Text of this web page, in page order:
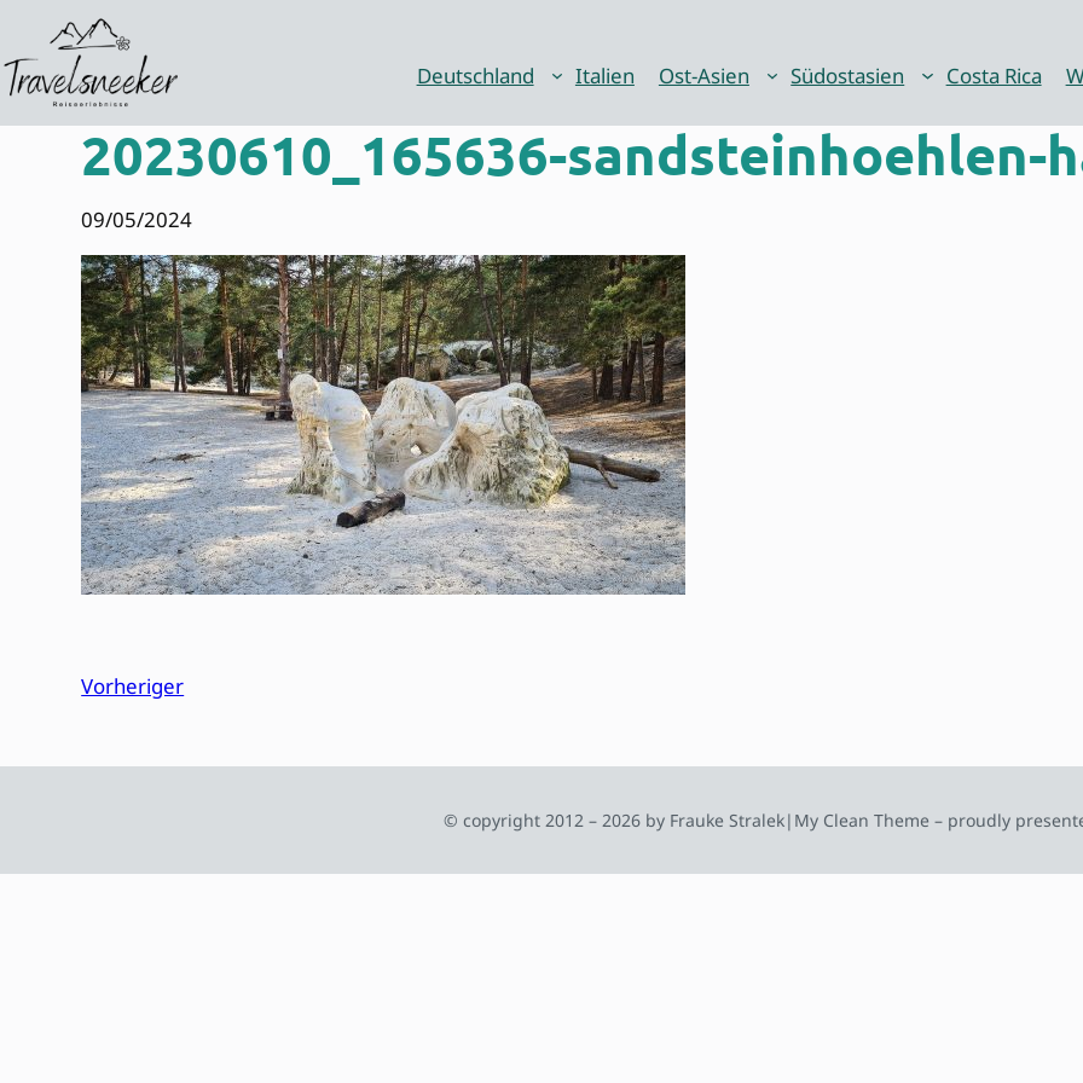
Inhalt
springen
Deutschland Italien Ost-Asien Südostasien Costa Rica
20230610_165636-sandsteinhoehlen-
09/05/2024
Vorheriger
© copyright 2012 – 2026 by Frauke Stralek| My Clean Theme – proudly